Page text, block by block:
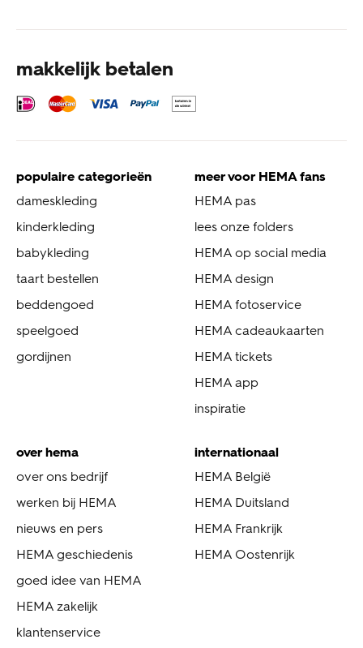
makkelijk betalen
populaire categorieën
dameskleding
kinderkleding
babykleding
taart bestellen
beddengoed
speelgoed
gordijnen
meer voor HEMA fans
HEMA pas
lees onze folders
HEMA op social media
HEMA design
HEMA fotoservice
HEMA cadeaukaarten
HEMA tickets
HEMA app
inspiratie
over hema
over ons bedrijf
werken bij HEMA
nieuws en pers
HEMA geschiedenis
goed idee van HEMA
HEMA zakelijk
klantenservice
internationaal
HEMA België
HEMA Duitsland
HEMA Frankrijk
HEMA Oostenrijk